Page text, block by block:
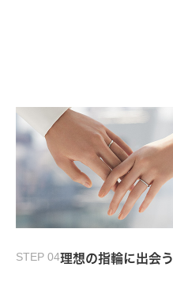
STEP 04理想の指輪に出会う